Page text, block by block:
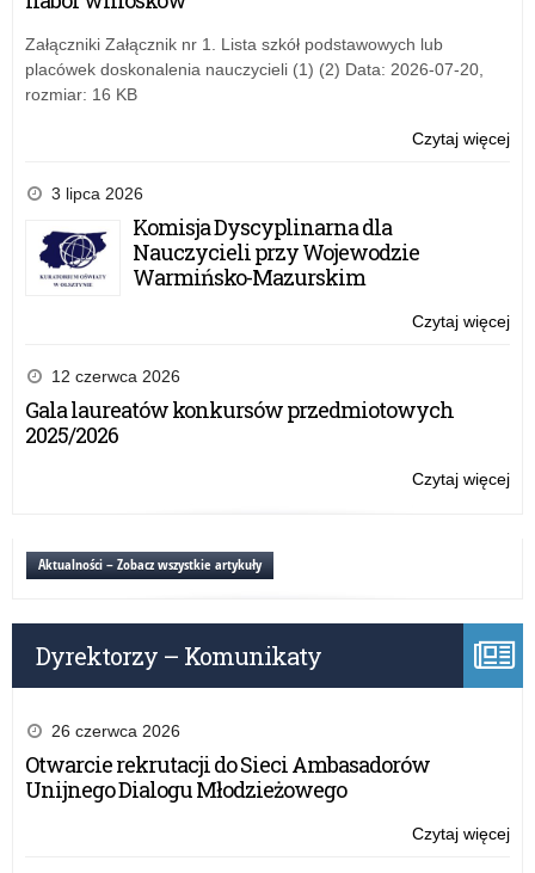
Załączniki Załącznik nr 1. Lista szkół podstawowych lub
placówek doskonalenia nauczycieli (1) (2) Data: 2026-07-20,
rozmiar: 16 KB
Czytaj więcej
3 lipca 2026
Komisja Dyscyplinarna dla
Nauczycieli przy Wojewodzie
Warmińsko-Mazurskim
Czytaj więcej
12 czerwca 2026
Gala laureatów konkursów przedmiotowych
2025/2026
Czytaj więcej
Aktualności – Zobacz wszystkie artykuły
Dyrektorzy – Komunikaty
26 czerwca 2026
Otwarcie rekrutacji do Sieci Ambasadorów
Unijnego Dialogu Młodzieżowego
Czytaj więcej